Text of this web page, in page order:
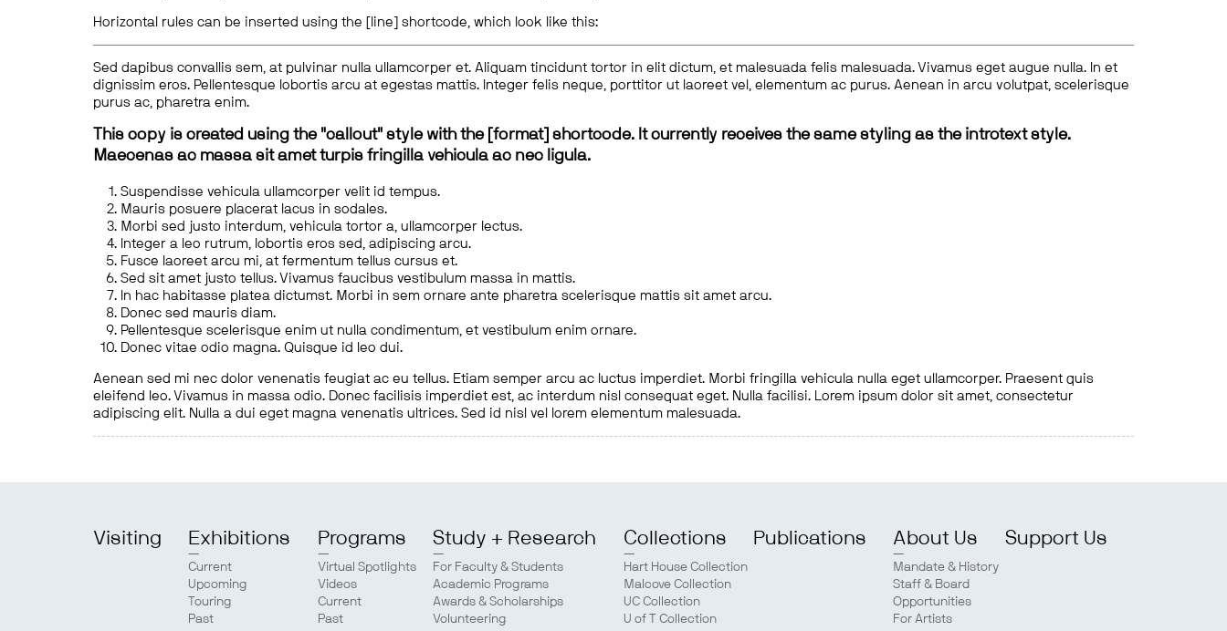
Horizontal rules can be inserted using the [line] shortcode, which look like this:
Sed dapibus convallis sem, at pulvinar nulla ullamcorper et. Aliquam tincidunt tortor in elit dictum, et malesuada felis malesuada. Vivamus eget augue nulla. In et
dignissim eros. Pellentesque lobortis arcu at egestas mattis. Integer felis neque, porttitor ut laoreet vel, elementum ac purus. Aenean in arcu volutpat, scelerisque
purus ac, pharetra enim.
This copy is created using the "callout" style with the [format] shortcode. It currently receives the same styling as the introtext style.
Maecenas ac massa sit amet turpis fringilla vehicula ac nec ligula.
Suspendisse vehicula ullamcorper velit id tempus.
Mauris posuere placerat lacus in sodales.
Morbi sed justo interdum, vehicula tortor a, ullamcorper lectus.
Integer a leo rutrum, lobortis eros sed, adipiscing arcu.
Fusce laoreet arcu mi, at fermentum tellus cursus et.
Sed sit amet justo tellus. Vivamus faucibus vestibulum massa in mattis.
In hac habitasse platea dictumst. Morbi in sem ornare ante pharetra scelerisque mattis sit amet arcu.
Donec sed mauris diam.
Pellentesque scelerisque enim ut nulla condimentum, et vestibulum enim ornare.
Donec vitae odio magna. Quisque id leo dui.
Aenean sed mi nec dolor venenatis feugiat ac eu tellus. Etiam semper arcu ac luctus imperdiet. Morbi fringilla vehicula nulla eget ullamcorper. Praesent quis
eleifend leo. Vivamus in massa odio. Donec facilisis imperdiet est, ac interdum nisl consequat eget. Nulla facilisi. Lorem ipsum dolor sit amet, consectetur
adipiscing elit. Nulla a dui eget magna venenatis ultrices. Sed id nisl vel lorem elementum malesuada.
Visiting Exhibitions
Current
Upcoming
Touring
Past
Programs
Virtual Spotlights
Videos
Current
Past
Study + Research
For Faculty & Students
Academic Programs
Awards & Scholarships
Volunteering
Collections
Hart House Collection
Malcove Collection
UC Collection
U of T Collection
Publications About Us
Mandate & History
Staff & Board
Opportunities
For Artists
Support Us